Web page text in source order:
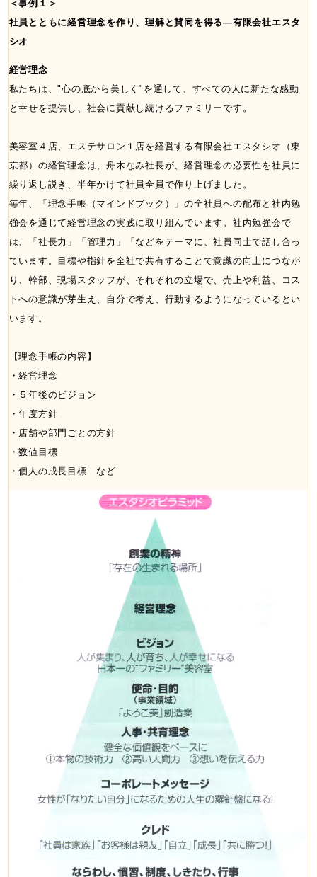
＜事例１＞
社員とともに経営理念を作り、理解と賛同を得る―有限会社エスタ
シオ
経営理念
私たちは、"心の底から美しく"を通して、すべての人に新たな感動
と幸せを提供し、社会に貢献し続けるファミリーです。
美容室４店、エステサロン１店を経営する有限会社エスタシオ（東
京都）の経営理念は、舟木なみ社長が、経営理念の必要性を社員に
繰り返し説き、半年かけて社員全員で作り上げました。
毎年、「理念手帳（マインドブック）」の全社員への配布と社内勉
強会を通じて経営理念の実践に取り組んでいます。社内勉強会で
は、「社長力」「管理力」「などをテーマに、社員同士で話し合っ
ています。目標や指針を全社で共有することで意識の向上につなが
り、幹部、現場スタッフが、それぞれの立場で、売上や利益、コス
トへの意識が芽生え、自分で考え、行動するようになっているとい
います。
【理念手帳の内容】
・経営理念
・５年後のビジョン
・年度方針
・店舗や部門ごとの方針
・数値目標
・個人の成長目標 など